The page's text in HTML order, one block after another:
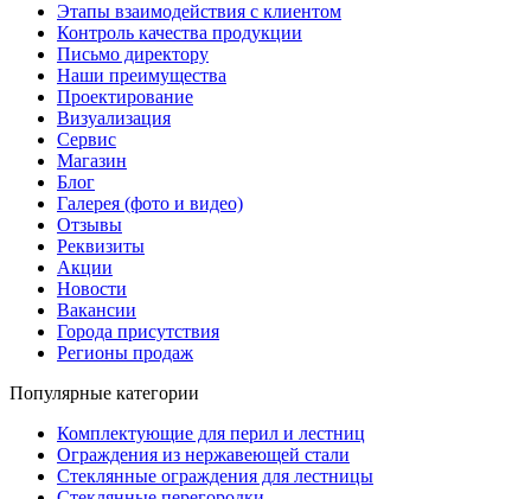
Этапы взаимодействия с клиентом
Контроль качества продукции
Письмо директору
Наши преимущества
Проектирование
Визуализация
Сервис
Магазин
Блог
Галерея (фото и видео)
Отзывы
Реквизиты
Акции
Новости
Вакансии
Города присутствия
Регионы продаж
Популярные категории
Комплектующие для перил и лестниц
Ограждения из нержавеющей стали
Стеклянные ограждения для лестницы